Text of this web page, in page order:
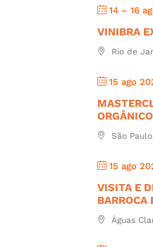
14 – 16
VINIBRA
Rio de
15 ago
São
15 ago
VISITA E
BARROCA
Águas